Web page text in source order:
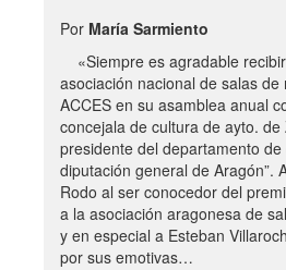
Por María Sarmiento
«Siempre es agradable
asociación nacional de salas de
ACCES en su asamblea anual
concejala de cultura de ayto. de
presidente del departamento
diputación general de Aragón”.
Rodo al ser conocedor del
a la asociación aragonesa de
y en especial a Esteban
por sus emotivas…